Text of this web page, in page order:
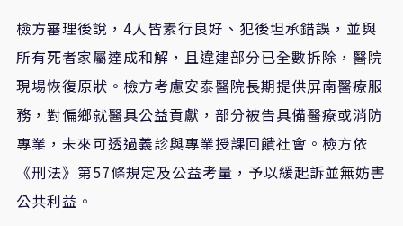
檢方審理後說，4人皆素行良好、犯後坦承錯誤，並與
所有死者家屬達成和解，且違建部分已全數拆除，醫院
現場恢復原狀。檢方考慮安泰醫院長期提供屏南醫療服
務，對偏鄉就醫具公益貢獻，部分被告具備醫療或消防
專業，未來可透過義診與專業授課回饋社會。檢方依
《刑法》第57條規定及公益考量，予以緩起訴並無妨害
公共利益。